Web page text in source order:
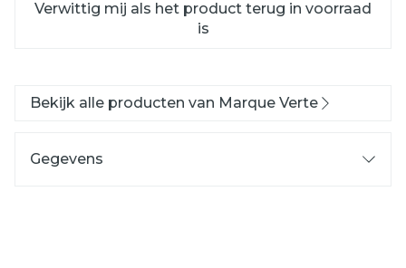
Verwittig mij als het product terug in voorraad
is
Bekijk alle producten van Marque Verte
Gegevens